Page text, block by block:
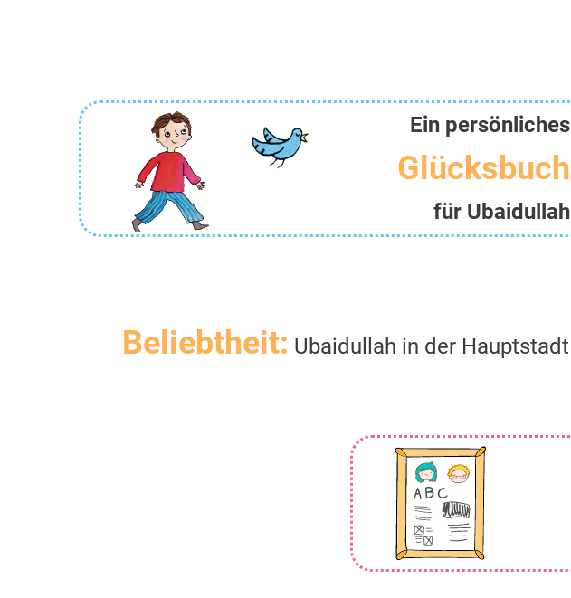
Ein persönliches
Glücksbuch
für Ubaidullah
Beliebtheit: Ubaidullah in der Hauptstadt